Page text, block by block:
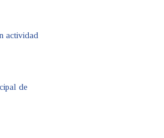
actividad
de